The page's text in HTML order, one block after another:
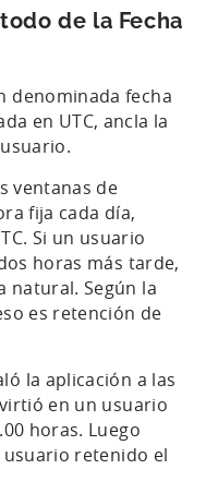
de la Fecha
denominada fecha
en UTC, ancla la
ventanas de
fija cada día,
Si un usuario
horas más tarde,
natural. Según la
es retención de
la aplicación a las
en un usuario
horas. Luego
usuario retenido el